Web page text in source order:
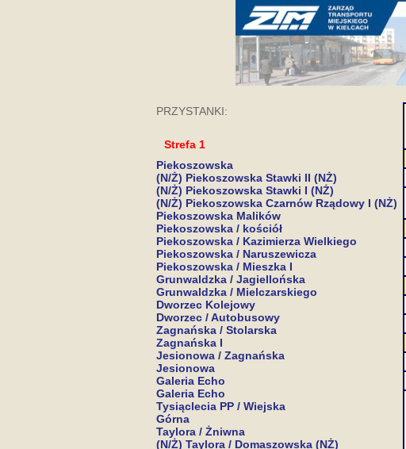
PRZYSTANKI:
Strefa 1
Piekoszowska
(N/Ż) Piekoszowska Stawki II (NŻ)
(N/Ż) Piekoszowska Stawki I (NŻ)
(N/Ż) Piekoszowska Czarnów Rządowy I (NŻ)
Piekoszowska Malików
Piekoszowska / kościół
Piekoszowska / Kazimierza Wielkiego
Piekoszowska / Naruszewicza
Piekoszowska / Mieszka I
Grunwaldzka / Jagiellońska
Grunwaldzka / Mielczarskiego
Dworzec Kolejowy
Dworzec / Autobusowy
Zagnańska / Stolarska
Zagnańska I
Jesionowa / Zagnańska
Jesionowa
Galeria Echo
Galeria Echo
Tysiąclecia PP / Wiejska
Górna
Taylora / Żniwna
(N/Ż) Taylora / Domaszowska (NŻ)